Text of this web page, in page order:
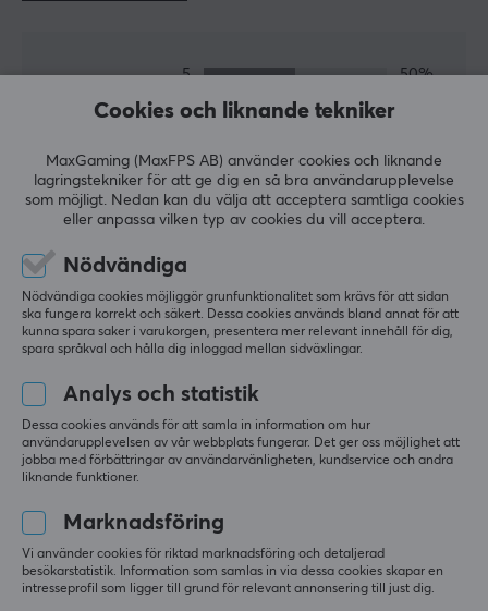
BATTERI
40 h
EGENSKAPER
Färg
Rosa, Svart
GARANTI
Producentens garanti
2 års garanti
4.0
5
50%
3
1
0%
LÄMNA RECENSION
Relevans
Alla recensioner
Level 5
Glitching Scout
Allt super, tack så mycket
Allt super, tack så mycket
Visa original
PDP Rematch Trådlös Kontroll GLOW (Nintendo Switch) - Link Hero
Cookies och liknande tekniker
MaxGaming (MaxFPS AB) använder cookies och liknande
lagringstekniker för att ge dig en så bra användarupplevelse
som möjligt. Nedan kan du välja att acceptera samtliga cookies
eller anpassa vilken typ av cookies du vill acceptera.
Nödvändiga
Nödvändiga cookies möjliggör grunfunktionalitet som krävs för att sidan
ska fungera korrekt och säkert. Dessa cookies används bland annat för att
kunna spara saker i varukorgen, presentera mer relevant innehåll för dig,
spara språkval och hålla dig inloggad mellan sidväxlingar.
Analys och statistik
Dessa cookies används för att samla in information om hur
användarupplevelsen av vår webbplats fungerar. Det ger oss möjlighet att
jobba med förbättringar av användarvänligheten, kundservice och andra
liknande funktioner.
Marknadsföring
Vi använder cookies för riktad marknadsföring och detaljerad
besökarstatistik. Information som samlas in via dessa cookies skapar en
intresseprofil som ligger till grund för relevant annonsering till just dig.